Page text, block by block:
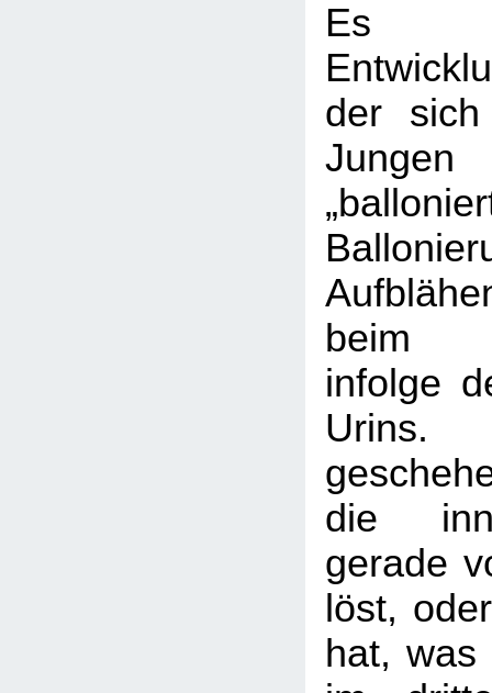
Es
der
beim
infolge
Urins.
die
gerade
löst,
hat, was